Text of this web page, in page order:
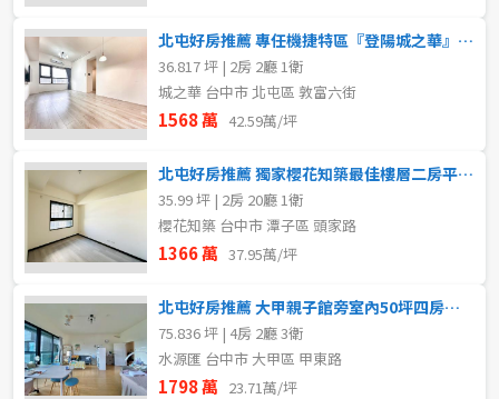
北屯好房推薦 專任機捷特區『登陽城之華』大兩房柱邊平車
36.817 坪 | 2房 2廳 1衛
城之華 台中市 北屯區 敦富六街
1568 萬 42.59萬/坪
北屯好房推薦 獨家櫻花知築最佳樓層二房平車入主明星小學
35.99 坪 | 2房 20廳 1衛
櫻花知築 台中市 潭子區 頭家路
1366 萬 37.95萬/坪
北屯好房推薦 大甲親子館旁室內50坪四房三衛浴配車位
75.836 坪 | 4房 2廳 3衛
水源匯 台中市 大甲區 甲東路
1798 萬 23.71萬/坪